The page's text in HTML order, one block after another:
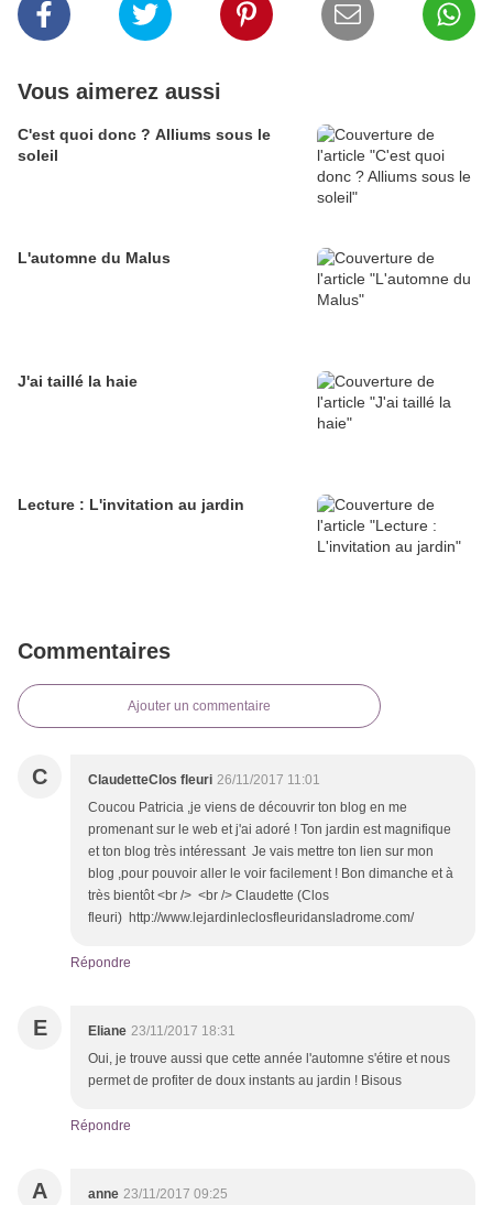
Vous aimerez aussi
C'est quoi donc ? Alliums sous le
soleil
L'automne du Malus
J'ai taillé la haie
Lecture : L'invitation au jardin
Commentaires
Ajouter un commentaire
C ClaudetteClos fleuri 26/11/2017 11:01
Coucou Patricia ,je viens de découvrir ton blog en me
promenant sur le web et j'ai adoré ! Ton jardin est magnifique
et ton blog très intéressant Je vais mettre ton lien sur mon
blog ,pour pouvoir aller le voir facilement ! Bon dimanche et à
très bientôt <br /> <br /> Claudette (Clos
fleuri) http://www.lejardinleclosfleuridansladrome.com/
Répondre
E Eliane 23/11/2017 18:31
Oui, je trouve aussi que cette année l'automne s'étire et nous
permet de profiter de doux instants au jardin ! Bisous
Répondre
A anne 23/11/2017 09:25